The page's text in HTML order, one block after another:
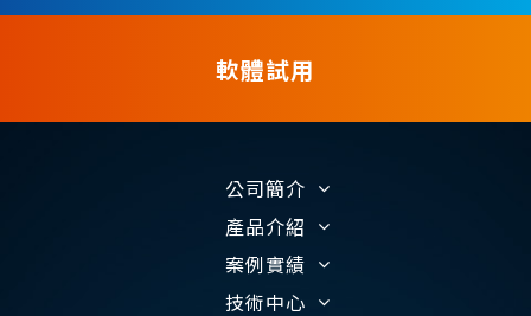
軟體試用
公司簡介
產品介紹
案例實績
技術中心